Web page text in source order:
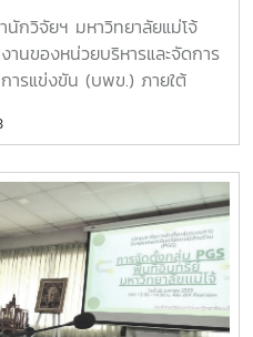
กวิจัยฯ มหาวิทยาลัยแม่โจ้
านของหน่วยบริหารและจัดการ
ารแข่งขัน (บพข.) ภายใต้
ารมหาชน) ณ ห้องประชุมรวง
าง รองผู้อำนวยการสำนักวิจัย
ายวิจัย มหาวิทยาลัยแม่โจ้ กล่าว
แก่คณะผู้เข้าร่วมประชุมในการ
การหน่วยบริหารและจัดการ
ารแข่งขัน ได้นำเสนอข้อมูล
หารและจัดการทุนฯ และสรุปผล